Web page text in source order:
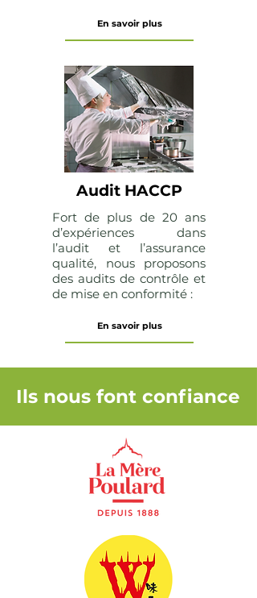
En savoir plus
Audit HACCP
Fort de plus de 20 ans
d’expériences dans
l’audit et l’assurance
qualité, nous proposons
des audits de contrôle et
de mise en conformité :
En savoir plus
Ils nous font confiance